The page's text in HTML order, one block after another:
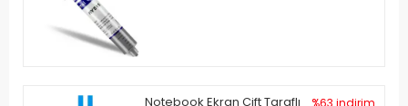
Notebook Ekran Çift Taraflı
%63 indirim